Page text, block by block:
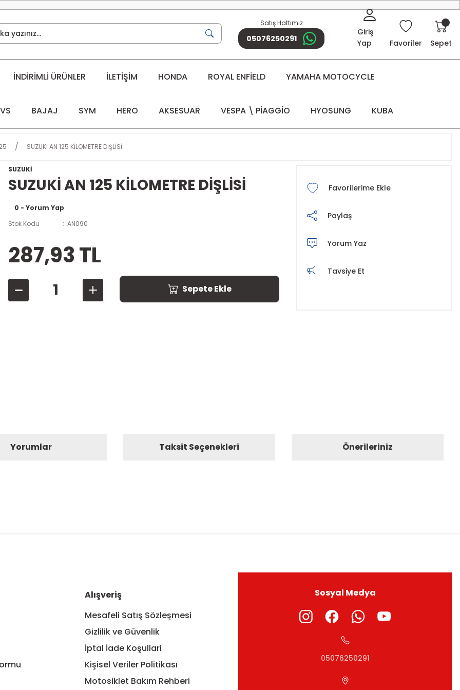
Satış Hattımız
05076250291
Giriş
Yap
Favoriler Sepet
İNDİRİMLİ ÜRÜNLER İLETİŞİM HONDA ROYAL ENFİELD YAMAHA MOTOCYCLE
BAJAJ SYM HERO AKSESUAR VESPA \ PİAGGİO HYOSUNG KUBA
SUZUKİ AN 125 KİLOMETRE DİŞLİSİ
SUZUKİ
SUZUKİ AN 125 KİLOMETRE DİŞLİSİ
0 - Yorum Yap
Stok Kodu
AN090
287,93 TL
Sepete Ekle
Paylaş
Yorum Yaz
Tavsiye Et
Yorumlar Taksit Seçenekleri Önerileriniz
Alışveriş
Mesafeli Satış Sözleşmesi
Gizlilik ve Güvenlik
İptal İade Koşullari
Kişisel Veriler Politikası
Motosiklet Bakım Rehberi
Sosyal Medya
05076250291